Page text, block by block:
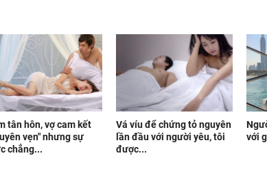
tân hôn, vợ cam kết
vẹn" nhưng sự
chẳng...
Vá víu để chứng tỏ nguyên
lần đầu với người yêu, tôi
được...
với